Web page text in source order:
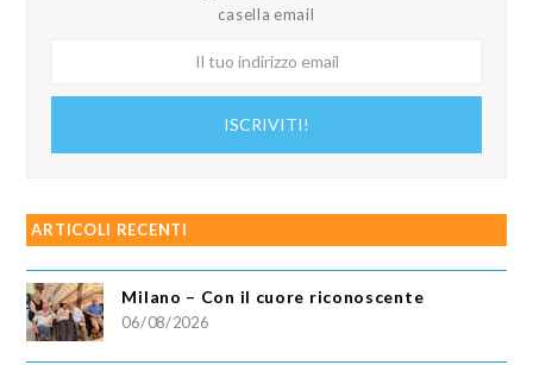
casella email
ISCRIVITI!
ARTICOLI RECENTI
Milano – Con il cuore riconoscente
06/08/2026